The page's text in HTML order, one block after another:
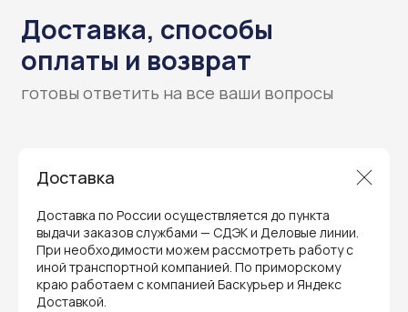
Доставка
Доставка по России осуществляется до пункта
выдачи заказов службами — СДЭК и Деловые линии.
При необходимости можем рассмотреть работу с
иной транспортной компанией. По приморскому
краю работаем с компанией Баскурьер и Яндекс
Доставкой.